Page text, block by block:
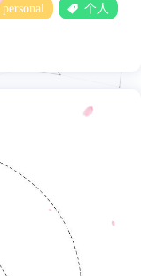
personal 个人